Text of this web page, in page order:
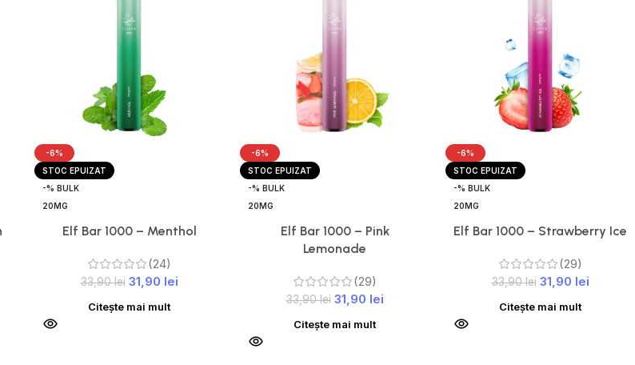
-6%
STOC EPUIZAT
-% BULK
20MG
Elf Bar 1000 – Menthol
(24)
33,90lei 31,90 lei
Citește mai mult
-6%
STOC EPUIZAT
-% BULK
20MG
Elf Bar 1000 – Pink
Lemonade
(29)
33,90lei 31,90 lei
Citește mai mult
-6%
STOC EPUIZAT
-% BULK
20MG
Elf Bar 1000 – Strawberry Ice
(29)
33,90lei 31,90 lei
Citește mai mult